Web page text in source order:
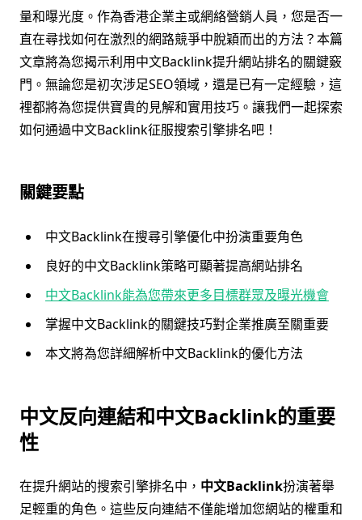
量和曝光度。作為香港企業主或網絡營銷人員，您是否一
直在尋找如何在激烈的網路競爭中脫穎而出的方法？本篇
文章將為您揭示利用中文Backlink提升網站排名的關鍵竅
門。無論您是初次涉足SEO領域，還是已有一定經驗，這
裡都將為您提供寶貴的見解和實用技巧。讓我們一起探索
如何通過中文Backlink征服搜索引擎排名吧！
關鍵要點
中文Backlink在搜尋引擎優化中扮演重要角色
良好的中文Backlink策略可顯著提高網站排名
中文Backlink能為您帶來更多目標群眾及曝光機會
掌握中文Backlink的關鍵技巧對企業推廣至關重要
本文將為您詳細解析中文Backlink的優化方法
中文反向連結和中文Backlink的重要
性
在提升網站的搜索引擎排名中， 中文Backlink扮演著舉
足輕重的角色。這些反向連結不僅能增加您網站的權重和